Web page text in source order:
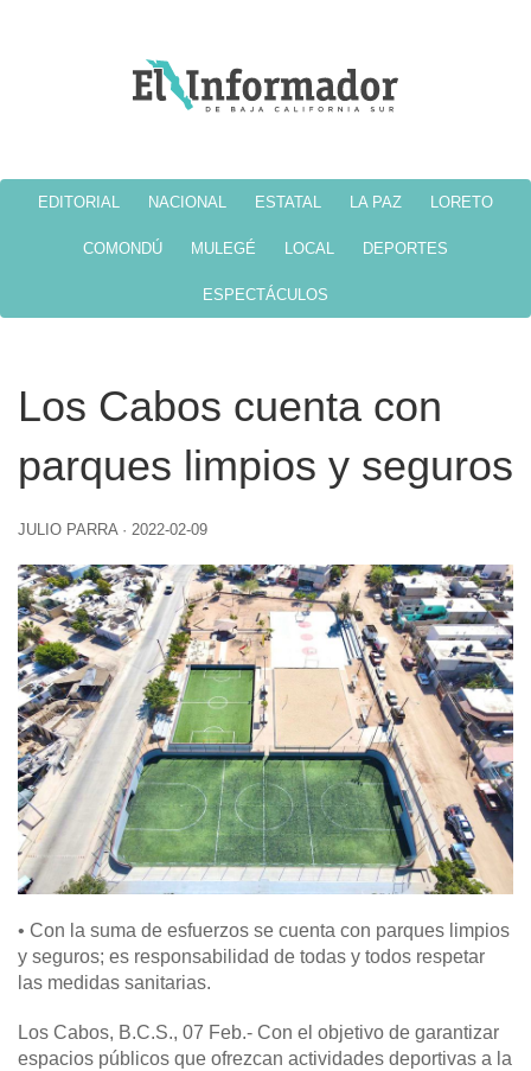
EDITORIAL NACIONAL ESTATAL LA PAZ LORETO
COMONDÚ MULEGÉ LOCAL DEPORTES
ESPECTÁCULOS
Los Cabos cuenta con
parques limpios y seguros
JULIO PARRA · 2022-02-09
• Con la suma de esfuerzos se cuenta con parques limpios
y seguros; es responsabilidad de todas y todos respetar
las medidas sanitarias.
Los Cabos, B.C.S., 07 Feb.- Con el objetivo de garantizar
espacios públicos que ofrezcan actividades deportivas a la